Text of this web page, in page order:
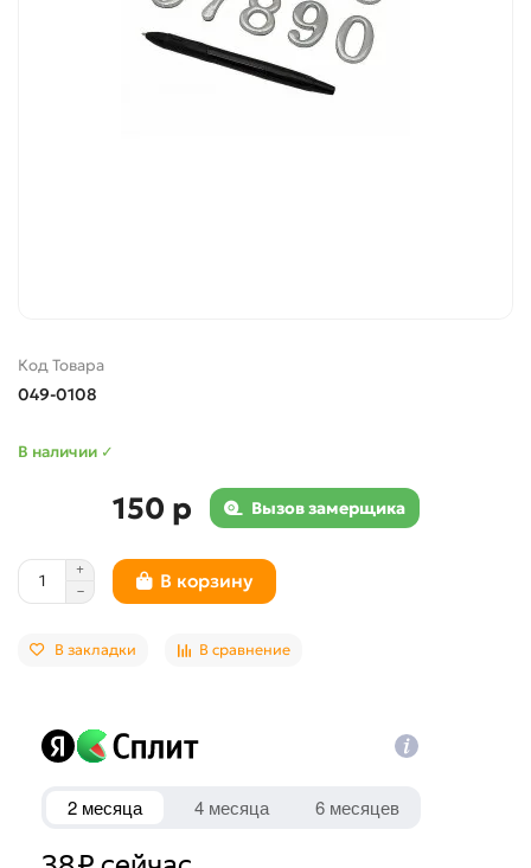
Код Товара
049-0108
В наличии ✓
150 р Вызов замерщика
В корзину
В закладки В сравнение